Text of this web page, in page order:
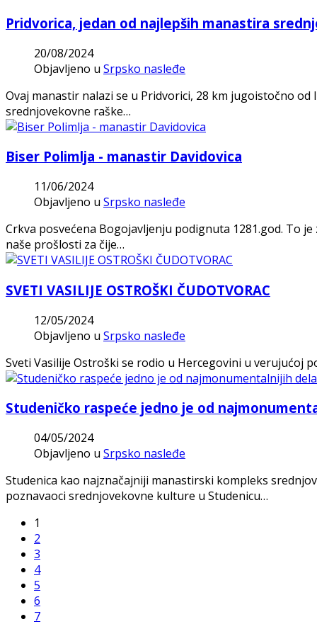
Pridvorica, jedan od najlepših manastira
20/08/2024
Objavljeno u Srpsko nasleđe
Ovaj manastir nalazi se u Pridvorici, 28 km jugoistočno
srednjovekovne raške…
Biser Polimlja - manastir Davidovica
11/06/2024
Objavljeno u Srpsko nasleđe
Crkva posvećena Bogojavljenju podignuta 1281.god. To
naše prošlosti za čije…
SVETI VASILIJE OSTROŠKI ČUDOTVORAC
12/05/2024
Objavljeno u Srpsko nasleđe
Sveti Vasilije Ostroški se rodio u Hercegovini u verujućoj
Studeničko raspeće jedno je od
04/05/2024
Objavljeno u Srpsko nasleđe
Studenica kao najznačajniji manastirski kompleks
poznavaoci srednjovekovne kulture u Studenicu…
1
2
3
4
5
6
7